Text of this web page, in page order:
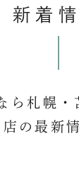
新着
ら札幌・
の最新